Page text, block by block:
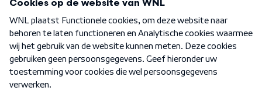
Nieuwsbrief
Word Lid